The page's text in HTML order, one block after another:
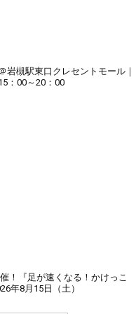
岩槻駅東口クレセントモール｜
：00～20：00
！『足が速くなる！かけっこ
年8月15日（土）